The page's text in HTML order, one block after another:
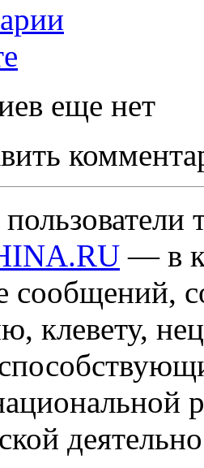
еще нет
— в
сообщений,
клевету,